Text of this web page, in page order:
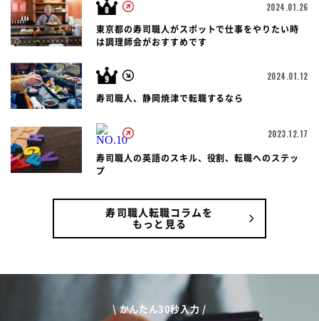
2024.01.26
東京都の寿司職人がスポットで仕事をやりたい時
は調理師会がおすすめです
2024.01.12
寿司職人、静岡焼津で転職するなら
2023.12.17
寿司職人の英語のスキル、役割、転職へのステッ
プ
寿司職人転職コラムを
もっと見る
\ かんたん30秒入力 /